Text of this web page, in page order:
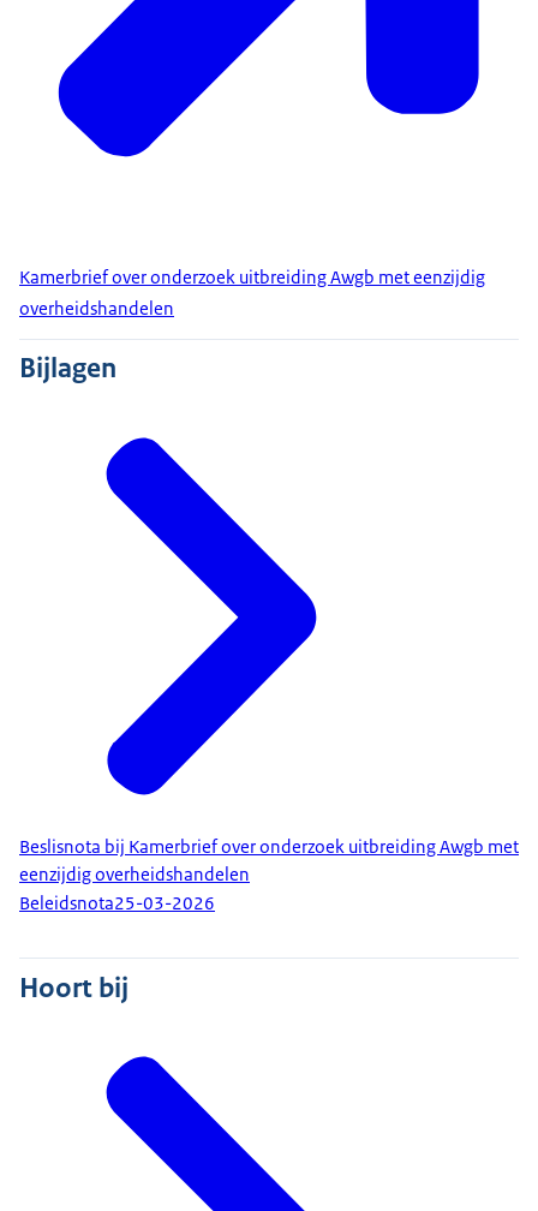
Kamerbrief over onderzoek uitbreiding Awgb met eenzijdig
overheidshandelen
Bijlagen
Beslisnota bij Kamerbrief over onderzoek uitbreiding Awgb met
eenzijdig overheidshandelen
Beleidsnota25-03-2026
Hoort bij